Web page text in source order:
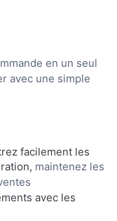
en un seul
avec une simple
facilement les
maintenez les
avec les